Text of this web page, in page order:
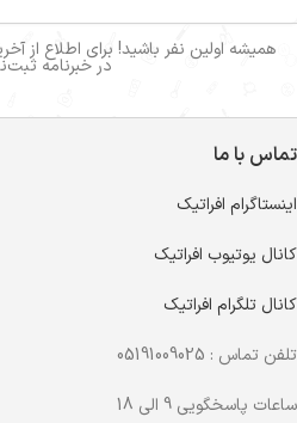
همیشه اولین نفر باشید! برای اطلاع از
در خبرنامه
تماس با ما
اینستاگرام افراتیک
کانال یوتیوب افراتیک
کانال تلگرام افراتیک
تلفن تماس : 05191009025
ساعات پاسخگویی 9 الی 18